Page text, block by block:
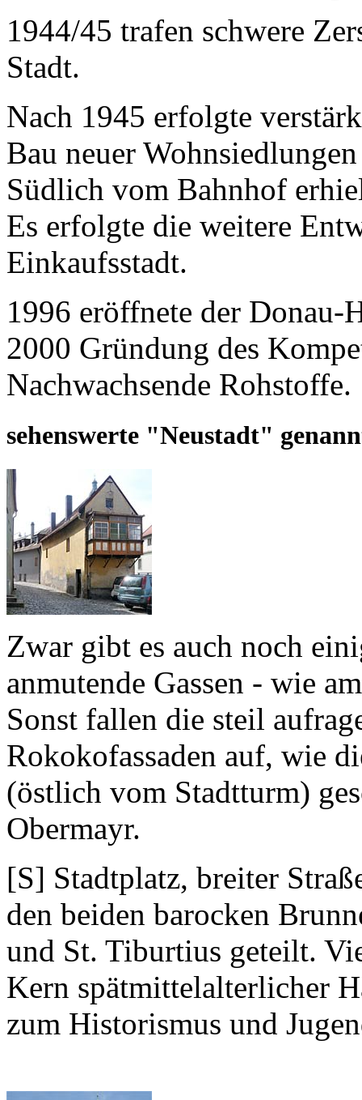
1944/45 trafen schwere
Stadt.
Nach 1945 erfolgte
Bau neuer
Südlich vom Bahnhof
Es erfolgte die weitere
Einkaufsstadt.
1996 eröffnete der Donau-
2000 Gründung des
Nachwachsende Rohstoffe.
sehenswerte "Neustadt"
Zwar gibt es auch noch
anmutende Gassen - wie
Sonst fallen die steil
Rokokofassaden auf, wie
(östlich vom Stadtturm)
Obermayr.
[S] Stadtplatz, breiter
den beiden barocken
und St. Tiburtius geteilt.
Kern spätmittelalterlicher
zum Historismus und